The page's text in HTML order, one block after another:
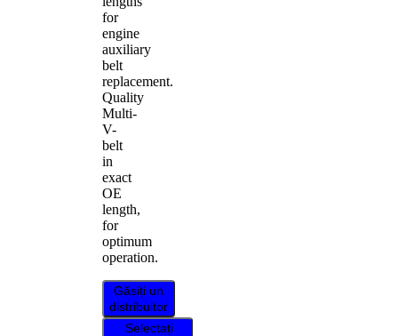
for
engine
auxiliary
belt
replacement.
Quality
Multi-
V-
belt
in
exact
OE
length,
for
optimum
operation.
Găsiți un
distribuitor
Selectați